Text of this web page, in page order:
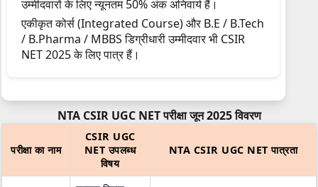
उम्मीदवारों के लिए न्यूनतम 50% अंक अनिवार्य हैं।
एकीकृत कोर्स (Integrated Course) और B.E / B.Tech
/ B.Pharma / MBBS डिग्रीधारी उम्मीदवार भी CSIR
NET 2025 के लिए पात्र हैं।
NTA CSIR UGC NET परीक्षा जून 2025 विवरण
परीक्षा का नाम
CSIR UGC
NET उपलब्ध
विषय
NTA CSIR UGC NET पात्रता